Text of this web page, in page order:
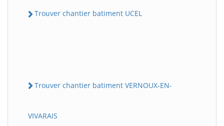
Trouver chantier batiment UCEL
Trouver chantier batiment VERNOUX-EN-
VIVARAIS